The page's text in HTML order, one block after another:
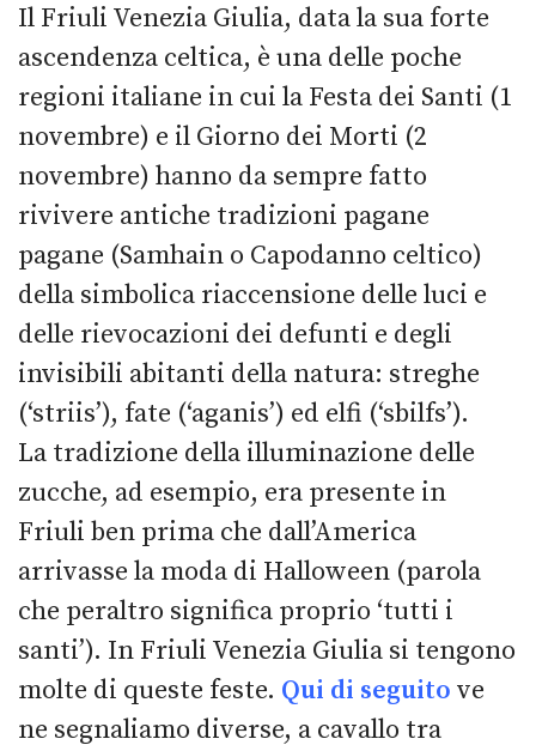
Il Friuli Venezia Giulia, data la sua forte
ascendenza celtica, è una delle poche
regioni italiane in cui la Festa dei Santi (1
novembre) e il Giorno dei Morti (2
novembre) hanno da sempre fatto
rivivere antiche tradizioni pagane
pagane (Samhain o Capodanno celtico)
della simbolica riaccensione delle luci e
delle rievocazioni dei defunti e degli
invisibili abitanti della natura: streghe
(‘striis’), fate (‘aganis’) ed elfi (‘sbilfs’).
La tradizione della illuminazione delle
zucche, ad esempio, era presente in
Friuli ben prima che dall’America
arrivasse la moda di Halloween (parola
che peraltro significa proprio ‘tutti i
santi’). In Friuli Venezia Giulia si tengono
molte di queste feste. Qui di seguito ve
ne segnaliamo diverse, a cavallo tra